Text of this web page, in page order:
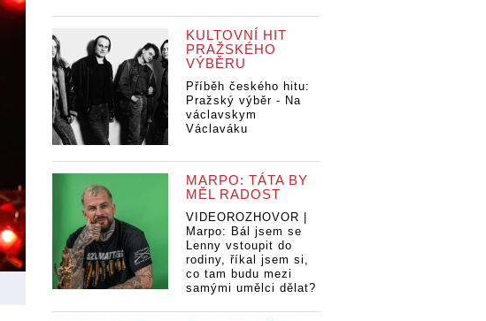
KULTOVNÍ HIT
PRAŽSKÉHO
VÝBĚRU
Příběh českého hitu:
Pražský výběr - Na
václavskym
Václaváku
MARPO: TÁTA BY
MĚL RADOST
VIDEOROZHOVOR |
Marpo: Bál jsem se
Lenny vstoupit do
rodiny, říkal jsem si,
co tam budu mezi
samými umělci dělat?